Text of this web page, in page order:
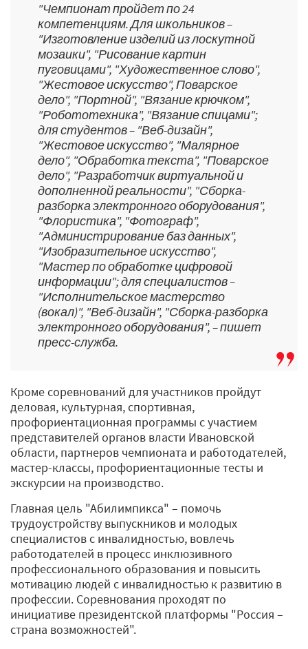
"Чемпионат пройдет по 24
компетенциям. Для школьников –
"Изготовление изделий из лоскутной
мозаики", "Рисование картин
пуговицами", "Художественное слово",
"Жестовое искусство", Поварское
дело", "Портной", "Вязание крючком",
"Робототехника", "Вязание спицами";
для студентов – "Веб-дизайн",
"Жестовое искусство", "Малярное
дело", "Обработка текста", "Поварское
дело", "Разработчик виртуальной и
дополненной реальности", "Сборка-
разборка электронного оборудования",
"Флористика", "Фотограф",
"Администрирование баз данных",
"Изобразительное искусство",
"Мастер по обработке цифровой
информации"; для специалистов –
"Исполнительское мастерство
(вокал)", "Веб-дизайн", "Сборка-разборка
электронного оборудования", – пишет
пресс-служба.
Кроме соревнований для участников пройдут
деловая, культурная, спортивная,
профориентационная программы с участием
представителей органов власти Ивановской
области, партнеров чемпионата и работодателей,
мастер-классы, профориентационные тесты и
экскурсии на производство.
Главная цель "Абилимпикса" – помочь
трудоустройству выпускников и молодых
специалистов с инвалидностью, вовлечь
работодателей в процесс инклюзивного
профессионального образования и повысить
мотивацию людей с инвалидностью к развитию в
профессии. Соревнования проходят по
инициативе президентской платформы "Россия –
страна возможностей".